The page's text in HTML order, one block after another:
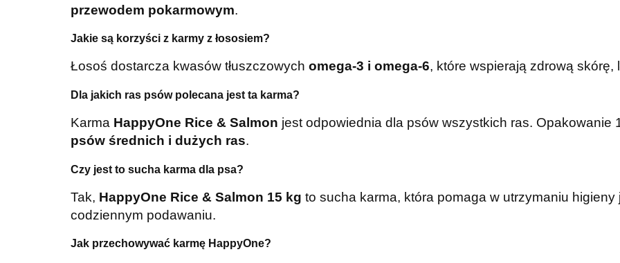
przewodem pokarmowym.
Jakie są korzyści z karmy z łososiem?
Łosoś dostarcza kwasów tłuszczowych omega-3 i omega-6, które wspierają zdrową
Dla jakich ras psów polecana jest ta karma?
Karma HappyOne Rice & Salmon jest odpowiednia dla psów wszystkich ras.
psów średnich i dużych ras.
Czy jest to sucha karma dla psa?
Tak, HappyOne Rice & Salmon 15 kg to sucha karma, która pomaga w utrzymaniu
codziennym podawaniu.
Jak przechowywać karmę HappyOne?